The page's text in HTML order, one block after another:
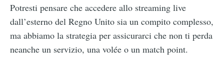
Potresti pensare che accedere allo streaming live
dall’esterno del Regno Unito sia un compito complesso,
ma abbiamo la strategia per assicurarci che non ti perda
neanche un servizio, una volée o un match point.